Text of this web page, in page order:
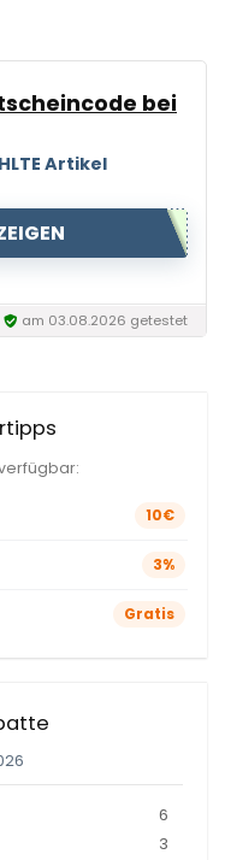
bei
Artikel
am 03.08.2026 getestet
10€
3%
Gratis
6
3